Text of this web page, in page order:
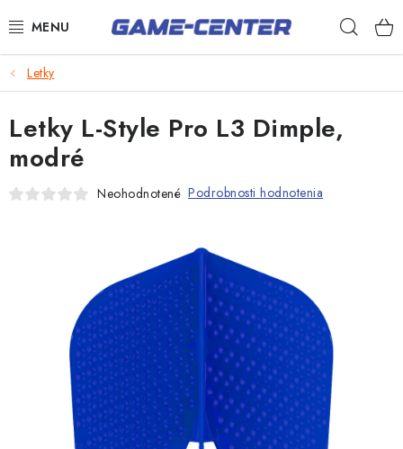
na
Šípky
Stolný futbal
Darčekové poukazy
Letky
Letky L-Style Pro L3 Dimple,
modré
Neohodnotené Podrobnosti hodnotenia